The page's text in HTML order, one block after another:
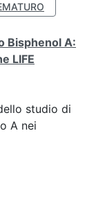
Bisphenol A:
LIFE
studio di
A nei